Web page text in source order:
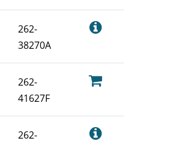
262-
38270A
262-
41627F
262-